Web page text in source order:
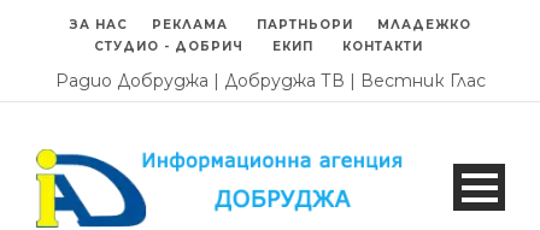
ЗА НАС РЕКЛАМА ПАРТНЬОРИ
МЛАДЕЖКО
СТУДИО - ДОБРИЧ
ЕКИП КОНТАКТИ
Радио Добруджа | Добруджа ТВ | Вестник Глас